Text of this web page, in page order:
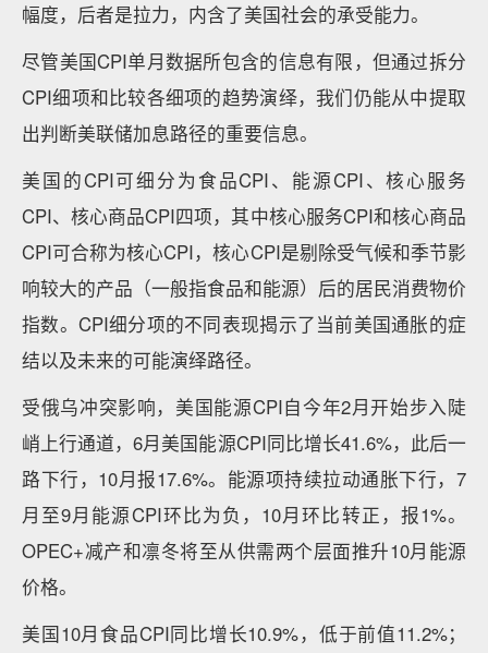
幅度，后者是拉力，内含了美国社会的承受能力。
尽管美国CPI单月数据所包含的信息有限，但通过拆分
CPI细项和比较各细项的趋势演绎，我们仍能从中提取
出判断美联储加息路径的重要信息。
美国的CPI可细分为食品CPI、能源CPI、核心服务
CPI、核心商品CPI四项，其中核心服务CPI和核心商品
CPI可合称为核心CPI，核心CPI是剔除受气候和季节影
响较大的产品（一般指食品和能源）后的居民消费物价
指数。CPI细分项的不同表现揭示了当前美国通胀的症
结以及未来的可能演绎路径。
受俄乌冲突影响，美国能源CPI自今年2月开始步入陡
峭上行通道，6月美国能源CPI同比增长41.6%，此后一
路下行，10月报17.6%。能源项持续拉动通胀下行，7
月至9月能源CPI环比为负，10月环比转正，报1%。
OPEC+减产和凛冬将至从供需两个层面推升10月能源
价格。
美国10月食品CPI同比增长10.9%，低于前值11.2%；